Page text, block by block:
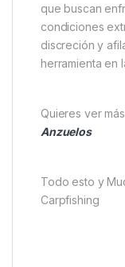
que buscan
condiciones
discreción y
herramienta en
Quieres ver
Anzuelos
Todo esto y
Carpfishing